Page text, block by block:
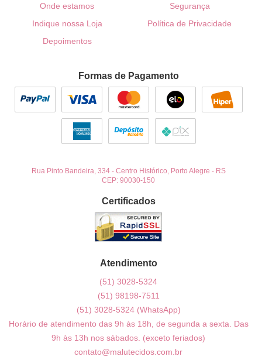
Onde estamos
Indique nossa Loja
Depoimentos
Segurança
Política de Privacidade
Formas de Pagamento
Rua Pinto Bandeira, 334- Centro Histórico, Porto Alegre - RS
CEP: 90030-150
Certificados
Atendimento
(51) 3028-5324
(51) 98198-7511
(51) 3028-5324 (WhatsApp)
Horário de atendimento das 9h às 18h, de segunda a sexta. Das
9h às 13h nos sábados. (exceto feriados)
contato@malutecidos.com.br